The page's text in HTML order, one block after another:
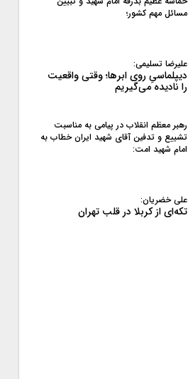
مسائل مهم کشور؛
علیرضا تسلیمی:
دیپلماسیِ روی ابرها؛ وقتی واقعیت
را نادیده می‌گیریم
رهبر معظم انقلاب در پیامی به‌ مناسبت
تشییع و تدفین آقای شهید ایران خطاب به
امام شهید امت:
علی خضریان:
تکه‌ای از کربلا در قلب تهران